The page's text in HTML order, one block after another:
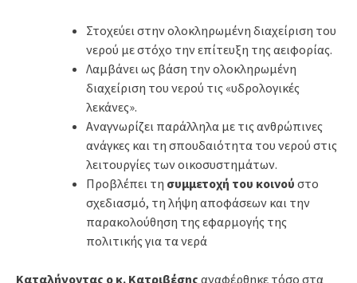
Στοχεύει στην ολοκληρωμένη διαχείριση του
νερού με στόχο την επίτευξη της αειφορίας.
Λαμβάνει ως βάση την ολοκληρωμένη
διαχείριση του νερού τις «υδρολογικές
λεκάνες».
Αναγνωρίζει παράλληλα με τις ανθρώπινες
ανάγκες και τη σπουδαιότητα του νερού στις
λειτουργίες των οικοσυστημάτων.
Προβλέπει τη συμμετοχή του κοινού στο
σχεδιασμό, τη λήψη αποφάσεων και την
παρακολούθηση της εφαρμογής της
πολιτικής για τα νερά
Καταλήγοντας ο κ. Κατριβέσης αναφέρθηκε τόσο στα